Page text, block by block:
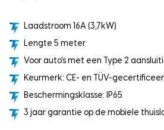
Laadstroom 16A (3,7kW)
Lengte 5 meter
Voor auto's met een Type 2
Keurmerk: CE- en TÜV-
Beschermingsklasse: IP65
3 jaar garantie op de mobiele